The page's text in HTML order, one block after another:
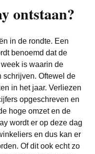
ontstaan?
in de rondte. Een
benoemd dat de
is waarin de
schrijven. Oftewel de
in het jaar. Verliezen
opgeschreven en
hoge omzet en de
wordt er op deze dag
en dus kan er
Of dit ook echt zo